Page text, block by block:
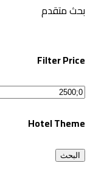
بحث متقدم
Filter Price
Hotel Theme
البحث